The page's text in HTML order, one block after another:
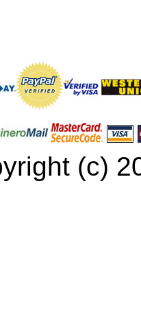
(c)